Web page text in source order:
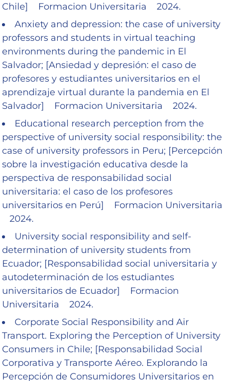
Chile] Formacion Universitaria 2024.
Anxiety and depression: the case of university
professors and students in virtual teaching
environments during the pandemic in El
Salvador; [Ansiedad y depresión: el caso de
profesores y estudiantes universitarios en el
aprendizaje virtual durante la pandemia en El
Salvador] Formacion Universitaria 2024.
Educational research perception from the
perspective of university social responsibility: the
case of university professors in Peru; [Percepción
sobre la investigación educativa desde la
perspectiva de responsabilidad social
universitaria: el caso de los profesores
universitarios en Perú] Formacion Universitaria
2024.
University social responsibility and self-
determination of university students from
Ecuador; [Responsabilidad social universitaria y
autodeterminación de los estudiantes
universitarios de Ecuador] Formacion
Universitaria 2024.
Corporate Social Responsibility and Air
Transport. Exploring the Perception of University
Consumers in Chile; [Responsabilidad Social
Corporativa y Transporte Aéreo. Explorando la
Percepción de Consumidores Universitarios en